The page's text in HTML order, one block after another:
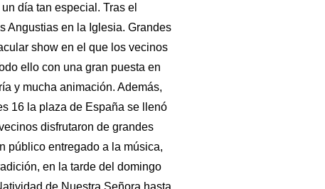
día tan especial. Tras el
Angustias en la Iglesia. Grandes
show en el que los vecinos
ello con una gran puesta en
y mucha animación. Además,
16 la plaza de España se llenó
disfrutaron de grandes
público entregado a la música,
en la tarde del d­omingo
de Nuestra Señora hasta